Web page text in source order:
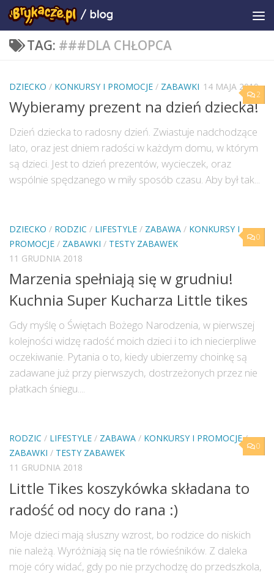
TAG: ###DLA CHŁOPCA
2
DZIECKO / KONKURSY I PROMOCJE / ZABAWKI 14 MAJA 2019
Wybieramy prezent na dzień dziecka!
Dzień dziecka to radosny dzień. Zwiastuje nadchodzące
lato, oraz jest dniem radości w każdym domu, w którym
są dzieci. Jest to dzień prezentów, wycieczek, oraz
wspólnie spędzanego w miły sposób czasu. Aby był tak...
0
DZIECKO / RODZIC / LIFESTYLE / ZABAWA / KONKURSY I
PROMOCJE / ZABAWKI / TESTY ZABAWEK
11 GRUDNIA 2018
Marzenia spełniają się w grudniu!
Kuchnia Super Kucharza Little tikes
Gdy myślę o Świętach Bożego Narodzenia, w pierwszej
kolejności widzę radość moich dzieci i to ich niecierpliwe
oczekiwanie. Pytania o to, kiedy ubierzemy choinkę są
zadawane już przy pierwszych, dostrzeżonych przez nie
płatkach śniegu....
0
RODZIC / LIFESTYLE / ZABAWA / KONKURSY I PROMOCJE/
ZABAWKI / TESTY ZABAWEK
11 GRUDNIA 2018
Little Tikes koszykówka składana to
radość od nocy do rana :)
Moje dzieci mają słuszny wzrost, bo rodzice do niskich
nie należą. Wyróżniają się na tle rówieśników. Z daleka
moje córy widać, gdy po nie przychodzę do przedszkola,